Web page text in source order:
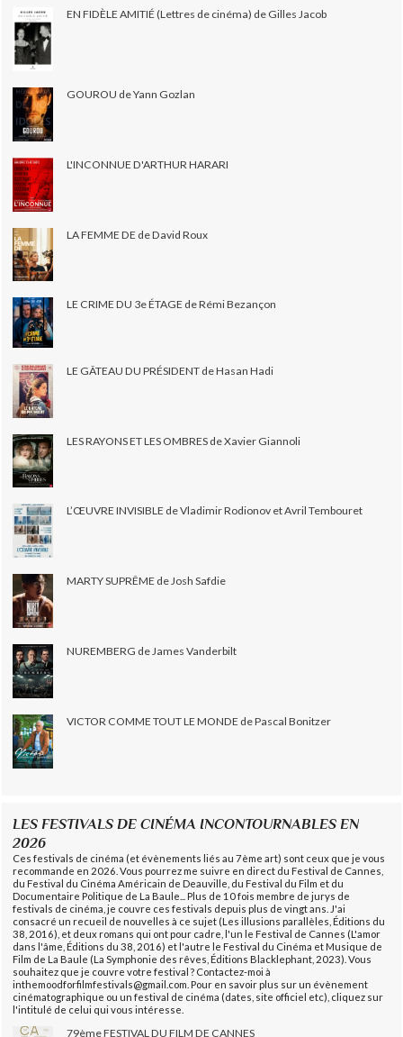
EN FIDÈLE AMITIÉ (Lettres de cinéma) de Gilles Jacob
GOUROU de Yann Gozlan
L'INCONNUE D'ARTHUR HARARI
LA FEMME DE de David Roux
LE CRIME DU 3e ÉTAGE de Rémi Bezançon
LE GÂTEAU DU PRÉSIDENT de Hasan Hadi
LES RAYONS ET LES OMBRES de Xavier Giannoli
L’ŒUVRE INVISIBLE de Vladimir Rodionov et Avril Tembouret
MARTY SUPRÊME de Josh Safdie
NUREMBERG de James Vanderbilt
VICTOR COMME TOUT LE MONDE de Pascal Bonitzer
LES FESTIVALS DE CINÉMA INCONTOURNABLES EN
2026
Ces festivals de cinéma (et évènements liés au 7ème art) sont ceux que je vous
recommande en 2026. Vous pourrez me suivre en direct du Festival de Cannes,
du Festival du Cinéma Américain de Deauville, du Festival du Film et du
Documentaire Politique de La Baule... Plus de 10 fois membre de jurys de
festivals de cinéma, je couvre ces festivals depuis plus de vingt ans. J'ai
consacré un recueil de nouvelles à ce sujet (Les illusions parallèles, Éditions du
38, 2016), et deux romans qui ont pour cadre, l'un le Festival de Cannes (L'amor
dans l'âme, Éditions du 38, 2016) et l'autre le Festival du Cinéma et Musique de
Film de La Baule (La Symphonie des rêves, Éditions Blacklephant, 2023). Vous
souhaitez que je couvre votre festival ? Contactez-moi à
inthemoodforfilmfestivals@gmail.com. Pour en savoir plus sur un évènement
cinématographique ou un festival de cinéma (dates, site officiel etc), cliquez sur
l'intitulé de celui qui vous intéresse.
79ème FESTIVAL DU FILM DE CANNES